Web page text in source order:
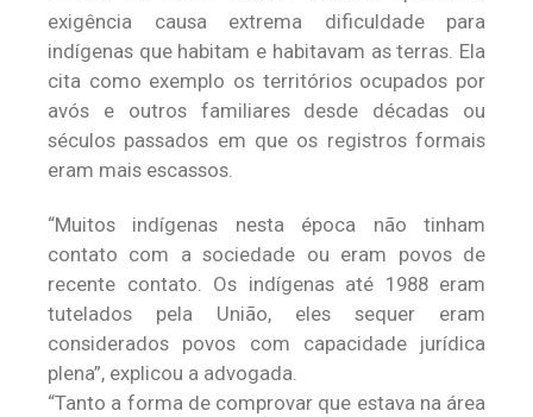
exigência causa extrema dificuldade para
indígenas que habitam e habitavam as terras. Ela
cita como exemplo os territórios ocupados por
avós e outros familiares desde décadas ou
séculos passados em que os registros formais
eram mais escassos.
“Muitos indígenas nesta época não tinham
contato com a sociedade ou eram povos de
recente contato. Os indígenas até 1988 eram
tutelados pela União, eles sequer eram
considerados povos com capacidade jurídica
plena”, explicou a advogada.
“Tanto a forma de comprovar que estava na área